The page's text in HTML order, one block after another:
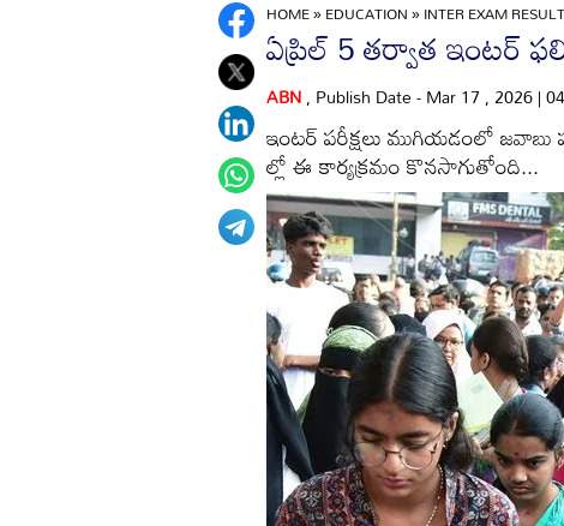
HOME»EDUCATION»INTER EXAM
ఏప్రిల్‌ 5 తర్వాత ఇంటర్‌
ABN, Publish Date - Mar 17 , 2026 |
ఇంటర్‌ పరీక్షలు ముగియడంలో జవాబు
ల్లో ఈ కార్యక్రమం కొనసాగుతోంది...